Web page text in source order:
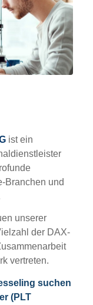
ist ein
Branchen und
unserer
der DAX-
vertreten.
suchen
(PLT